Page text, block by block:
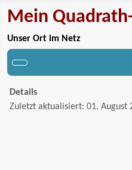
Mein
Unser Ort im Netz
Details
Zuletzt aktualisiert: 01. August